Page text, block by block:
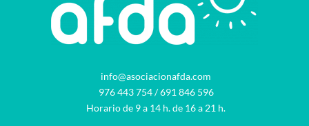
info@asociacionafda.com
976 443 754/691 846 596
Horario de 9 a 14 h. de 16 a 21 h.